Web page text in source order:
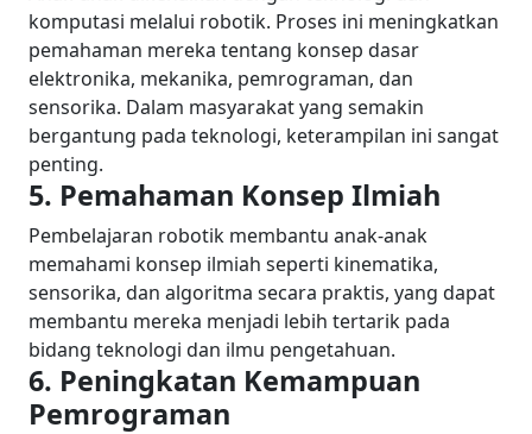
komputasi melalui robotik. Proses ini meningkatkan
pemahaman mereka tentang konsep dasar
elektronika, mekanika, pemrograman, dan
sensorika. Dalam masyarakat yang semakin
bergantung pada teknologi, keterampilan ini sangat
penting.
5. Pemahaman Konsep Ilmiah
Pembelajaran robotik membantu anak-anak
memahami konsep ilmiah seperti kinematika,
sensorika, dan algoritma secara praktis, yang dapat
membantu mereka menjadi lebih tertarik pada
bidang teknologi dan ilmu pengetahuan.
6. Peningkatan Kemampuan
Pemrograman